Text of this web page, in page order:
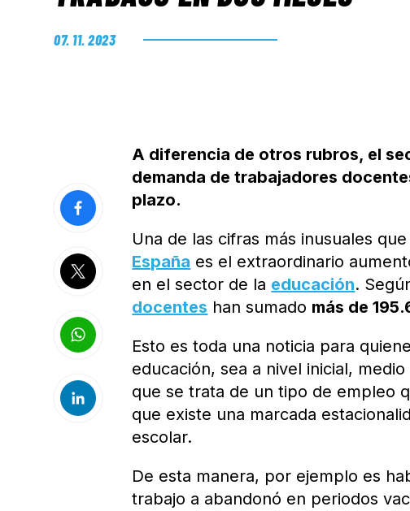
07. 11. 2023
A diferencia de otros rubros, el
demanda de trabajadores
plazo.
Una de las cifras más inusuales
España es el extraordinario
en el sector de la educación.
docentes han sumado más de
Esto es toda una noticia para
educación, sea a nivel inicial,
que se trata de un tipo de empleo
que existe una marcada
escolar.
De esta manera, por ejemplo es
trabajo a abandonó en periodos